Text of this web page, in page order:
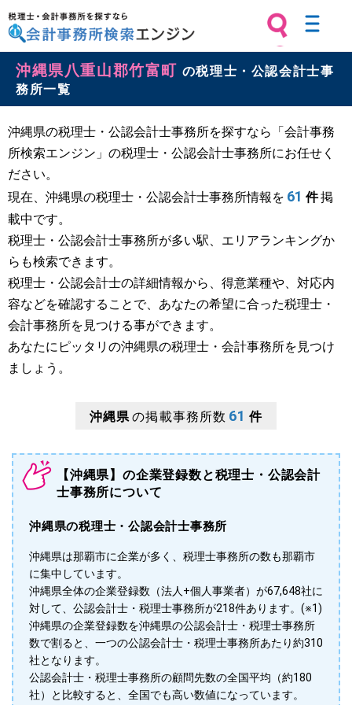
税理士・会計事務所を探すなら 会計
事務所検索エンジン
沖縄県八重山郡竹富町 の税理士・公認会計士事
務所一覧
沖縄県の税理士・公認会計士事務所を探すなら「会計事務
所検索エンジン」の税理士・公認会計士事務所にお任せく
ださい。
現在、沖縄県の税理士・公認会計士事務所情報を 61 件掲
載中です。
税理士・公認会計士事務所が多い駅、エリアランキングか
らも検索できます。
税理士・公認会計士の詳細情報から、得意業種や、対応内
容などを確認することで、あなたの希望に合った税理士・
会計事務所を見つける事ができます。
あなたにピッタリの沖縄県の税理士・会計事務所を見つけ
ましょう。
沖縄県の掲載事務所数 61 件
【沖縄県】の企業登録数と税理士・公認会計
士事務所について
沖縄県の税理士・公認会計士事務所
沖縄県は那覇市に企業が多く、税理士事務所の数も那覇市
に集中しています。
沖縄県全体の企業登録数（法人+個人事業者）が67,648社に
対して、公認会計士・税理士事務所が218件あります。(※1)
沖縄県の企業登録数を沖縄県の公認会計士・税理士事務所
数で割ると、一つの公認会計士・税理士事務所あたり約310
社となります。
公認会計士・税理士事務所の顧問先数の全国平均（約180
社）と比較すると、全国でも高い数値になっています。